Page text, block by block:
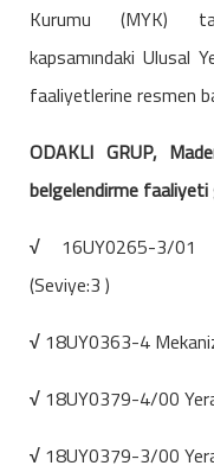
Kurumu (MYK)
kapsamındaki Ulusal
faaliyetlerine resmen
ODAKLI GRUP,
belgelendirme
√ 16UY0265-3/
(Seviye:3 )
√ 18UY0363-4
√ 18UY0379-4/00
√ 18UY0379-3/00